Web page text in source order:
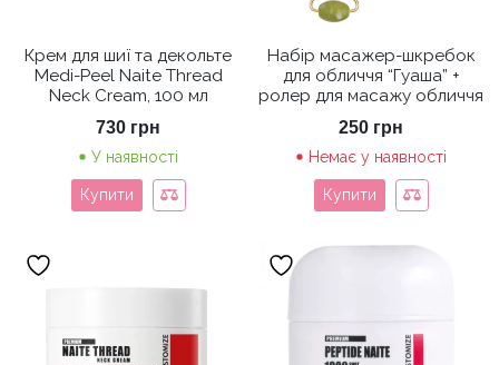
Крем для шиї та декольте
Medi-Peel Naite Thread
Neck Cream, 100 мл
730 грн
У наявності
Купити
Набір масажер-шкребок
для обличчя “Гуаша” +
ролер для масажу обличчя
250 грн
Немає у наявності
Купити